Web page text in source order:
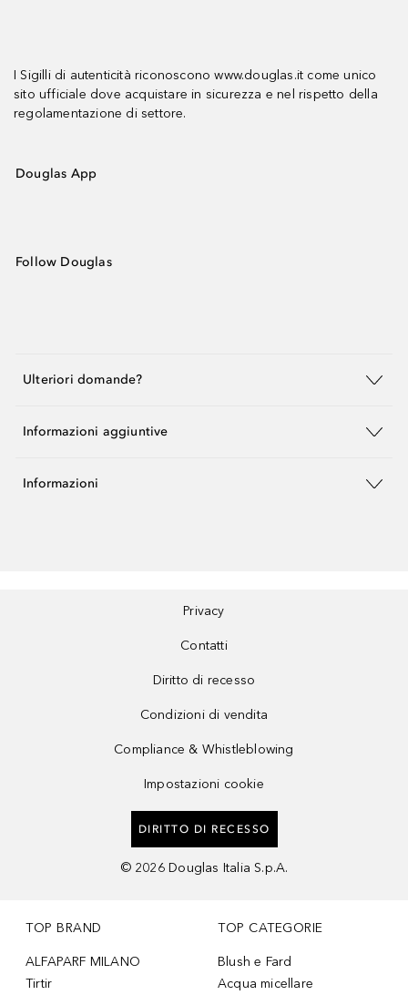
I Sigilli di autenticità riconoscono www.douglas.it come unico
sito ufficiale dove acquistare in sicurezza e nel rispetto della
regolamentazione di settore.
Douglas App
Follow Douglas
Ulteriori domande?
Informazioni aggiuntive
Informazioni
Privacy
Contatti
Diritto di recesso
Condizioni di vendita
Compliance & Whistleblowing
Impostazioni cookie
DIRITTO DI RECESSO
© 2026 Douglas Italia S.p.A.
TOP BRAND
ALFAPARF MILANO
Tirtir
TOP CATEGORIE
Blush e Fard
Acqua micellare